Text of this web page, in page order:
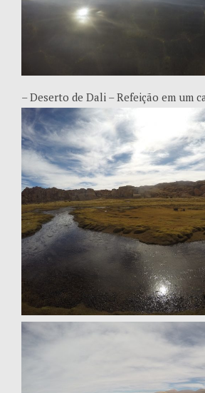
– Deserto de Dali – Refeição em um